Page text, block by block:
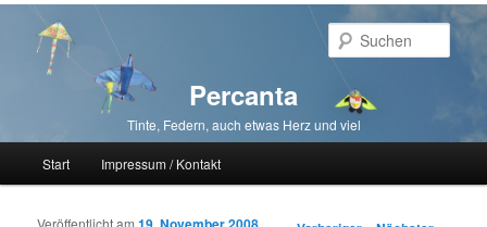
Percanta
Tinte, Federn, auch etwas Herz und viel
Zum primären Inhalt springen
Zum sekundären Inhalt springen
Start Impressum / Kontakt